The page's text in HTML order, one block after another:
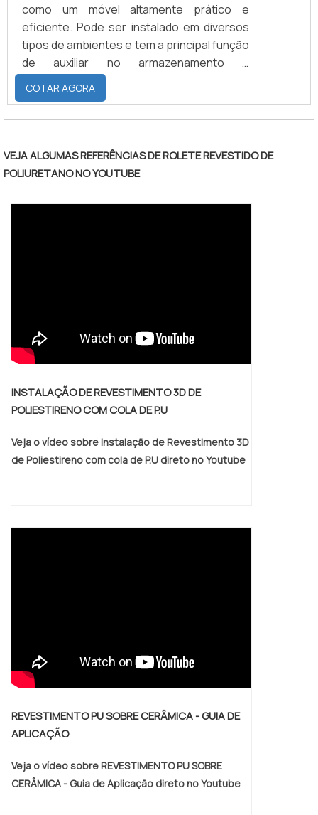
como um móvel altamente prático e
eficiente. Pode ser instalado em diversos
tipos de ambientes e tem a principal função
de auxiliar no armazenamento e
organização de variados objetos. Além
disso, o armário de aço inox dispõe de um
design bastante arrojado que o torna
tipo de ambiente, proporcionando a ele
mais versatilidade.As vantagens do
vantagens que o armário de aço inox ofere.
COTAR AGORA
VEJA ALGUMAS REFERÊNCIAS DE ROLETE REVESTIDO DE
POLIURETANO NO YOUTUBE
INSTALAÇÃO DE REVESTIMENTO 3D DE
POLIESTIRENO COM COLA DE P.U
Veja o vídeo sobre Instalação de Revestimento 3D
de Poliestireno com cola de P.U direto no Youtube
REVESTIMENTO PU SOBRE CERÂMICA - GUIA DE
APLICAÇÃO
Veja o vídeo sobre REVESTIMENTO PU SOBRE
CERÂMICA - Guia de Aplicação direto no Youtube